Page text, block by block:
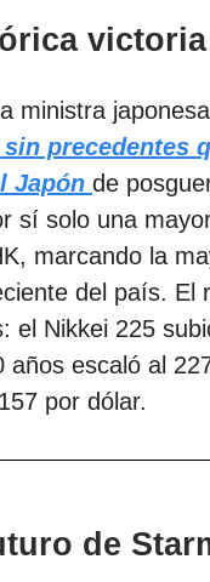
ministra
precedentes
Japón de
sí solo una
marcando la
del país. El
el Nikkei 225
años escaló al
por dólar.
de